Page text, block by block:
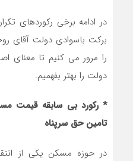
در ادامه برخی رکوردهای
برکت باسوادی دولت آقای
را مرور می کنیم تا معنای
دولت را بهتر بفهمیم.
* رکورد بی سابقه قیمت
تامین حق سرپناه
در حوزه مسکن یکی از